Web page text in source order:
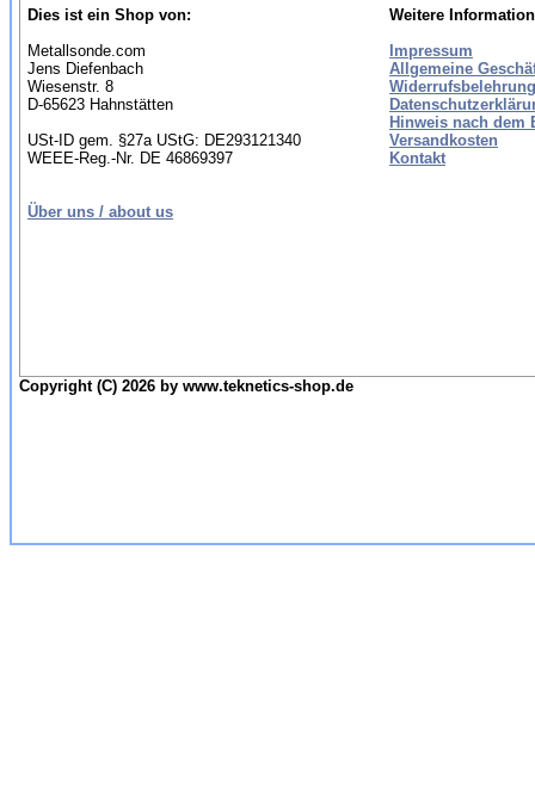
Dies ist ein Shop von:
Metallsonde.com
Jens Diefenbach
Wiesenstr. 8
D-65623 Hahnstätten
USt-ID gem. §27a UStG: DE293121340
WEEE-Reg.-Nr. DE 46869397
Über uns / about us
Weitere
Impressum
Allgemeine
Hinweis nach dem
Versandkosten
Kontakt
Copyright (C) 2026 by www.teknetics-shop.de